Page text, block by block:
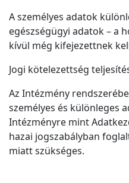
A személyes adatok
egészségügyi adatok – a
kívül még kifejezettnek
Jogi kötelezettség
Az Intézmény
személyes és különleges
Intézményre mint
hazai jogszabályban
miatt szükséges.